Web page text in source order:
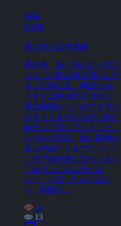
短編
5日前
夏の夜の恐怖体験
夏の夜、私と姉は近くのコ
ンビニに飲み物を買いに行
きった帰り道。(時計はも
うすぐ22時)街灯が少なく
薄気味悪かったのでスマホ
のライトを付けながら家に
向かって歩いていました。
いつもの近道、細い路地の
真ん中あたりまで行ったと
ころで姉が急に立ち止まり
「あそこになんかいな
い？」と言ったので見た
ら、暗闇の...
28
13